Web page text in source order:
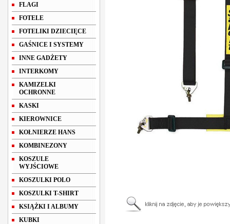
FLAGI
FOTELE
FOTELIKI DZIECIĘCE
GAŚNICE I SYSTEMY
INNE GADŻETY
INTERKOMY
KAMIZELKI
OCHRONNE
KASKI
KIEROWNICE
KOŁNIERZE HANS
KOMBINEZONY
KOSZULE
WYJŚCIOWE
KOSZULKI POLO
KOSZULKI T-SHIRT
KSIĄŻKI I ALBUMY
KUBKI